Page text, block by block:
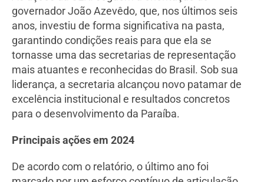
governador João Azevêdo, que, nos últimos seis
anos, investiu de forma significativa na pasta,
garantindo condições reais para que ela se
tornasse uma das secretarias de representação
mais atuantes e reconhecidas do Brasil. Sob sua
liderança, a secretaria alcançou novo patamar de
excelência institucional e resultados concretos
para o desenvolvimento da Paraíba.
Principais ações em 2024
De acordo com o relatório, o último ano foi